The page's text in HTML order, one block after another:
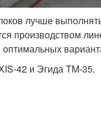
лучше
производством
оптимальных
42 и Эгида TM-35.